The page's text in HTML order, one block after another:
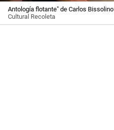
Antología flotante" de Carlos Bissolino
Cultural Recoleta